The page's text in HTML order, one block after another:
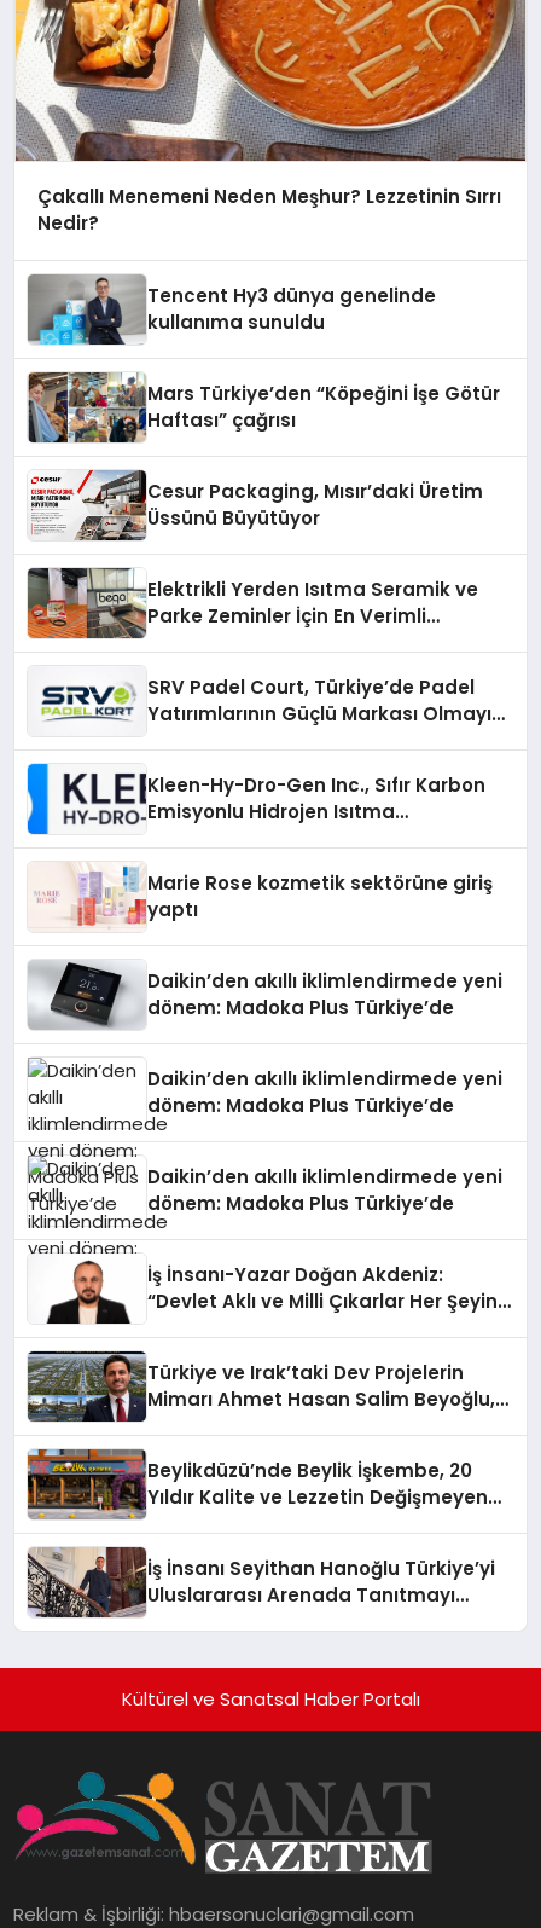
Çakallı Menemeni Neden Meşhur? Lezzetinin Sırrı
Nedir?
Tencent Hy3 dünya genelinde
kullanıma sunuldu
Mars Türkiye’den “Köpeğini İşe Götür
Haftası” çağrısı
Cesur Packaging, Mısır’daki Üretim
Üssünü Büyütüyor
Elektrikli Yerden Isıtma Seramik ve
Parke Zeminler İçin En Verimli
SRV Padel Court, Türkiye’de Padel
Yatırımlarının Güçlü Markası Olmayı
Kleen-Hy-Dro-Gen Inc., Sıfır Karbon
Emisyonlu Hidrojen Isıtma
Marie Rose kozmetik sektörüne giriş
yaptı
Daikin’den akıllı iklimlendirmede yeni
dönem: Madoka Plus Türkiye’de
Daikin’den akıllı iklimlendirmede yeni
dönem: Madoka Plus Türkiye’de
Daikin’den akıllı iklimlendirmede yeni
dönem: Madoka Plus Türkiye’de
İş İnsanı-Yazar Doğan Akdeniz:
“Devlet Aklı ve Milli Çıkarlar Her Şeyin
Türkiye ve Irak’taki Dev Projelerin
Mimarı Ahmet Hasan Salim Beyoğlu,
Hayata Geçirecek
Beylikdüzü’nde Beylik İşkembe, 20
Yıldır Kalite ve Lezzetin Değişmeyen
İş İnsanı Seyithan Hanoğlu Türkiye’yi
Uluslararası Arenada Tanıtmayı
Kültürel ve Sanatsal Haber Portalı
Reklam & İşbirliği:hbaersonuclari@gmail.com